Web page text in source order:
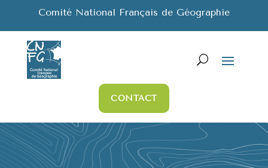
Comité National Français de Géographie
CONTACT